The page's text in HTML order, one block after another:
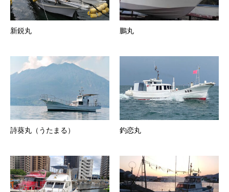
新鋭丸 鵬丸
詩葵丸（うたまる） 釣恋丸